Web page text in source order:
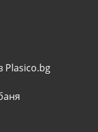
Plasico.bg